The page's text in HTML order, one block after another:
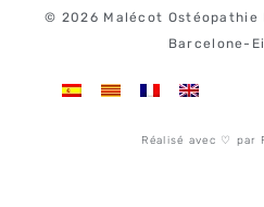
© 2026 Malécot Ostéopathie
Barcelone-
Réalisé avec ♡ par